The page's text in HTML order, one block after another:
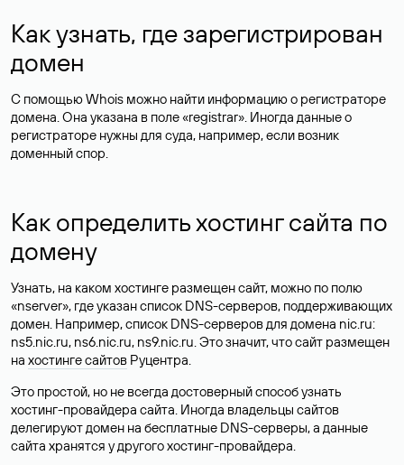
Как узнать, где зарегистрирован
домен
С помощью Whois можно найти информацию о регистраторе
домена. Она указана в поле «registrar». Иногда данные о
регистраторе нужны для суда, например, если возник
доменный спор.
Как определить хостинг сайта по
домену
Узнать, на каком хостинге размещен сайт, можно по полю
«nserver», где указан список DNS-серверов, поддерживающих
домен. Например, список DNS-серверов для домена nic.ru:
ns5.nic.ru, ns6.nic.ru, ns9.nic.ru. Это значит, что сайт размещен
на хостинге сайтов Руцентра.
Это простой, но не всегда достоверный способ узнать
хостинг-провайдера сайта. Иногда владельцы сайтов
делегируют домен на бесплатные DNS-серверы, а данные
сайта хранятся у другого хостинг-провайдера.